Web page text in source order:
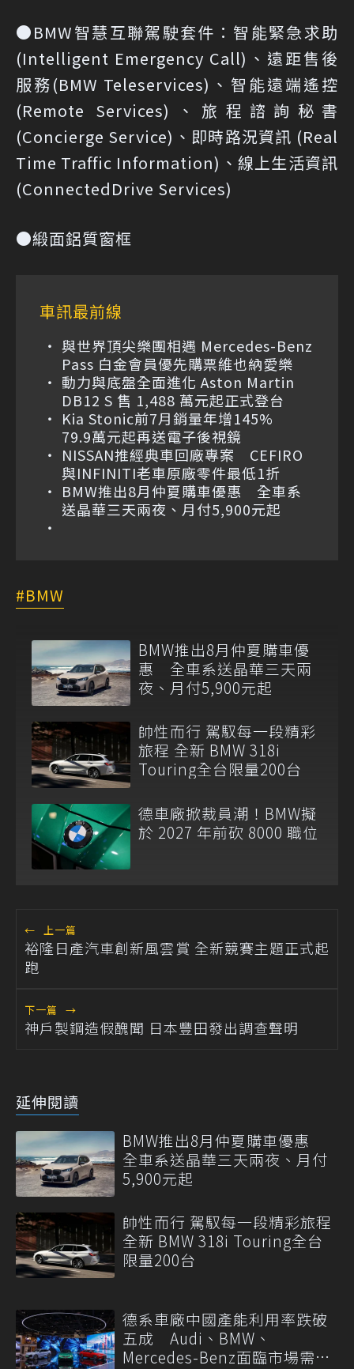
●BMW智慧互聯駕駛套件：智能緊急求助
(Intelligent Emergency Call)、遠距售後
服務(BMW Teleservices)、智能遠端遙控
(Remote Services)、旅程諮詢秘書
(Concierge Service)、即時路況資訊 (Real
Time Traffic Information)、線上生活資訊
(ConnectedDrive Services)
●緞面鋁質窗框
車訊最前線
與世界頂尖樂團相遇 Mercedes-Benz
Pass 白金會員優先購票維也納愛樂
動力與底盤全面進化 Aston Martin
DB12 S 售 1,488 萬元起正式登台
Kia Stonic前7月銷量年增145%
79.9萬元起再送電子後視鏡
NISSAN推經典車回廠專案 CEFIRO
與INFINITI老車原廠零件最低1折
BMW推出8月仲夏購車優惠 全車系
送晶華三天兩夜、月付5,900元起
BMW
BMW推出8月仲夏購車優
惠 全車系送晶華三天兩
夜、月付5,900元起
帥性而行 駕馭每一段精彩
旅程 全新 BMW 318i
Touring全台限量200台
德車廠掀裁員潮！BMW擬
於 2027 年前砍 8000 職位
← 上一篇
裕隆日產汽車創新風雲賞 全新競賽主題正式起
跑
下一篇 →
神戶製鋼造假醜聞 日本豐田發出調查聲明
延伸閱讀
BMW推出8月仲夏購車優惠
全車系送晶華三天兩夜、月付
5,900元起
帥性而行 駕馭每一段精彩旅程
全新 BMW 318i Touring全台
限量200台
德系車廠中國產能利用率跌破
五成 Audi、BMW、
Mercedes-Benz面臨市場需求